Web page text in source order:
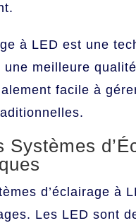
à LED est une
meilleure
facile à
Systèmes
d’éclairage à
Les LED sont